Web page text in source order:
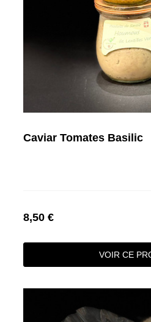
Caviar Tomates Basilic
8,50 €
VOIR CE